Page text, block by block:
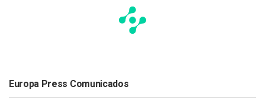
Europa Press Comunicados